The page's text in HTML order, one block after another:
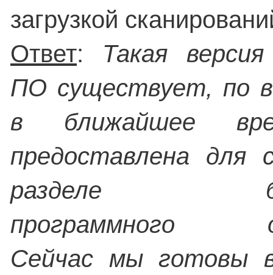
загрузкой
Ответ: Такая
ПО существует, по
в ближайшее
предоставлена для
разделе
программного
Сейчас мы готовы